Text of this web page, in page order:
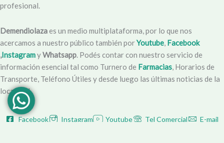
profesional.
Demendiolazaes un medio multiplataforma, por lo que nos
acercamos a nuestro público también porYoutube, Facebook
,InstagramyWhatsapp. Podés contar con nuestro servicio de
información esencial tal como Turnero de Farmacias, Horarios de
Transporte, Teléfono Útiles y desde luego las últimas noticias de la
localidad.
Facebook Instagram Youtube Tel Comercial E-mail